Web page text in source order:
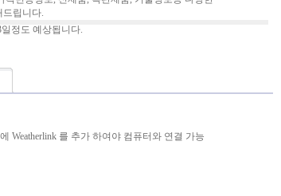
드립니다.
정도 예상됩니다.
Weatherlink 를 추가 하여야 컴퓨터와 연결 가능